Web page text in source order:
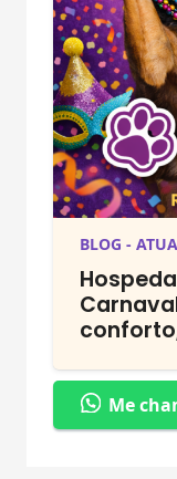
BLOG -
Me